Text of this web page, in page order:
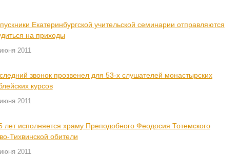
Екатеринбургской учительской семинарии отправляются
на приходы
2011
звонок прозвенел для 53-х слушателей монастырских
курсов
2011
лет исполняется храму Преподобного Феодосия Тотемского
Тихвинской обители
2011